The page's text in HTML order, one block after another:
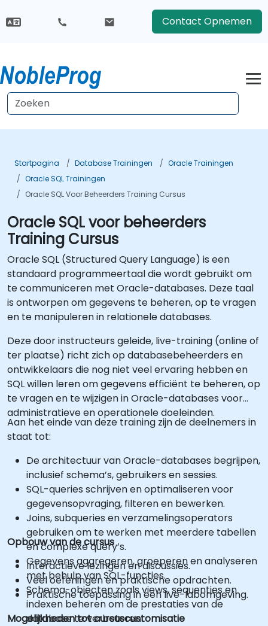
Contact Opnemen
Startpagina Database Trainingen
Oracle Trainingen
Oracle SQL Trainingen
Oracle SQL Voor Beheerders Training Cursus
Oracle SQL voor beheerders
Training Cursus
Oracle SQL (Structured Query Language) is een
standaard programmeertaal die wordt gebruikt om
te communiceren met Oracle-databases. Deze taal
is ontworpen om gegevens te beheren, op te vragen
en te manipuleren in relationele databases.
Deze door instructeurs geleide, live-training (online of
ter plaatse) richt zich op databasebeheerders en
ontwikkelaars die nog niet veel ervaring hebben en
SQL willen leren om gegevens efficiënt te beheren, op
te vragen en te wijzigen in Oracle-databases voor
administratieve en operationele doeleinden.
Aan het einde van deze training zijn de deelnemers in
staat tot:
De architectuur van Oracle-databases begrijpen,
inclusief schema’s, gebruikers en sessies.
SQL-queries schrijven en optimaliseren voor
gegevensopvraging, filteren en bewerken.
Joins, subqueries en verzamelingsoperators
gebruiken om te werken met meerdere tabellen
en complexe query’s.
Gegevens aggregeren, groeperen en analyseren
met behulp van SQL-functies.
Schema-objecten zoals views, sequenties en
indexen beheren om de prestaties van de
database te verbeteren.
Opbouw van de cursus
Interactieve lezingen en discussies.
Veel oefeningen en praktische opdrachten.
Praktische toepassing in een live-labomgeving.
Mogelijkheden tot cursuscustomisatie